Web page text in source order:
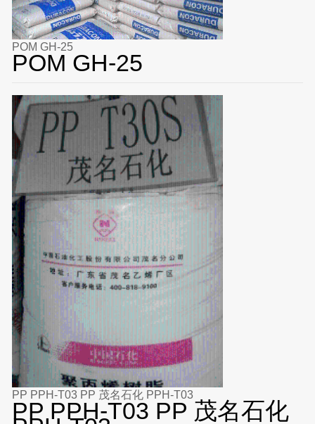
POM GH-25
POM GH-25
PP PPH-T03 PP 茂名石化 PPH-T03
PP PPH-T03 PP 茂名石化